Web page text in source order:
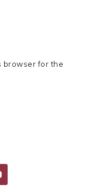
browser for the